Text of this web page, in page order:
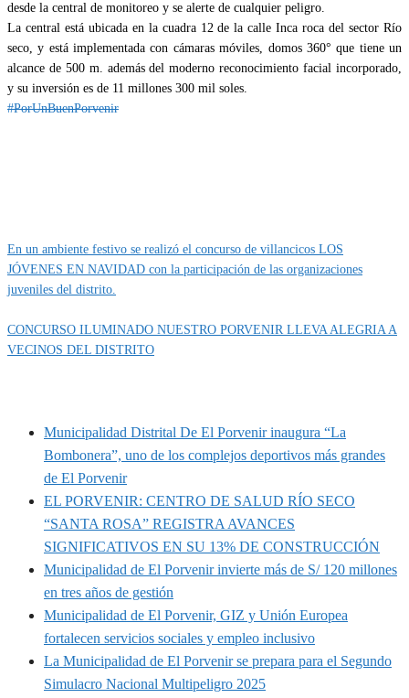
desde la central de monitoreo y se alerte de cualquier peligro.
La central está ubicada en la cuadra 12 de la calle Inca roca del sector Río
seco, y está implementada con cámaras móviles, domos 360° que tiene un
alcance de 500 m. además del moderno reconocimiento facial incorporado,
y su inversión es de 11 millones 300 mil soles.
#PorUnBuenPorvenir
En un ambiente festivo se realizó el concurso de villancicos LOS
JÓVENES EN NAVIDAD con la participación de las organizaciones
juveniles del distrito.
CONCURSO ILUMINADO NUESTRO PORVENIR LLEVA ALEGRIA A
VECINOS DEL DISTRITO
Municipalidad Distrital De El Porvenir inaugura “La
Bombonera”, uno de los complejos deportivos más grandes
de El Porvenir
EL PORVENIR: CENTRO DE SALUD RÍO SECO
“SANTA ROSA” REGISTRA AVANCES
SIGNIFICATIVOS EN SU 13% DE CONSTRUCCIÓN
Municipalidad de El Porvenir invierte más de S/ 120 millones
en tres años de gestión
Municipalidad de El Porvenir, GIZ y Unión Europea
fortalecen servicios sociales y empleo inclusivo
La Municipalidad de El Porvenir se prepara para el Segundo
Simulacro Nacional Multipeligro 2025